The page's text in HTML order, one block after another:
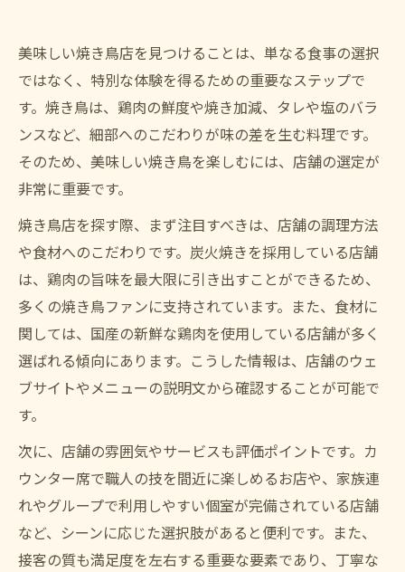
美味しい焼き鳥店を見つけることは、単なる食事の選択
ではなく、特別な体験を得るための重要なステップで
す。焼き鳥は、鶏肉の鮮度や焼き加減、タレや塩のバラ
ンスなど、細部へのこだわりが味の差を生む料理です。
そのため、美味しい焼き鳥を楽しむには、店舗の選定が
非常に重要です。
焼き鳥店を探す際、まず注目すべきは、店舗の調理方法
や食材へのこだわりです。炭火焼きを採用している店舗
は、鶏肉の旨味を最大限に引き出すことができるため、
多くの焼き鳥ファンに支持されています。また、食材に
関しては、国産の新鮮な鶏肉を使用している店舗が多く
選ばれる傾向にあります。こうした情報は、店舗のウェ
ブサイトやメニューの説明文から確認することが可能で
す。
次に、店舗の雰囲気やサービスも評価ポイントです。カ
ウンター席で職人の技を間近に楽しめるお店や、家族連
れやグループで利用しやすい個室が完備されている店舗
など、シーンに応じた選択肢があると便利です。また、
接客の質も満足度を左右する重要な要素であり、丁寧な